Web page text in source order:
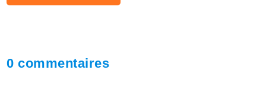
0 commentaires